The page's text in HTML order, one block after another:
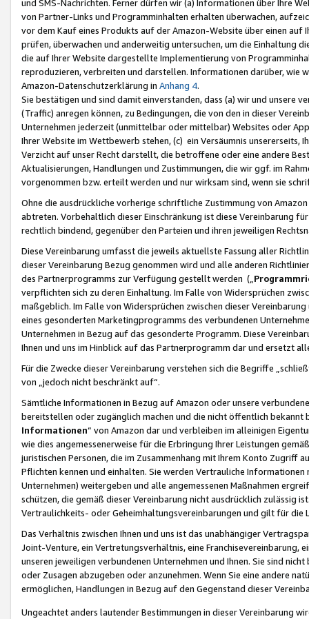
und SMS-Nachrichten. Ferner dürfen wir (a) Informationen über Ihre
von Partner-Links und Programminhalten erhalten überwachen,
vor dem Kauf eines Produkts auf der Amazon-Website über einen
prüfen, überwachen und anderweitig untersuchen, um die Einhaltung
die auf Ihrer Website dargestellte Implementierung von
reproduzieren, verbreiten und darstellen. Informationen darüber, wie
Amazon-Datenschutzerklärung in Anhang 4.
Sie bestätigen und sind damit einverstanden, dass (a) wir und
(Traffic) anregen können, zu Bedingungen, die von den in dieser
Unternehmen jederzeit (unmittelbar oder mittelbar) Websites oder
Ihrer Website im Wettbewerb stehen, (c) ein Versäumnis unsererseits,
Verzicht auf unser Recht darstellt, die betroffene oder eine andere
Aktualisierungen, Handlungen und Zustimmungen, die wir ggf. im
vorgenommen bzw. erteilt werden und nur wirksam sind, wenn sie
Ohne die ausdrückliche vorherige schriftliche Zustimmung von
abtreten. Vorbehaltlich dieser Einschränkung ist diese Vereinbarung
rechtlich bindend, gegenüber den Parteien und ihren jeweiligen
Diese Vereinbarung umfasst die jeweils aktuellste Fassung aller
dieser Vereinbarung Bezug genommen wird und alle anderen
des Partnerprogramms zur Verfügung gestellt werden („
verpflichten sich zu deren Einhaltung. Im Falle von Widersprüchen
maßgeblich. Im Falle von Widersprüchen zwischen dieser
eines gesonderten Marketingprogramms des verbundenen
Unternehmen in Bezug auf das gesonderte Programm. Diese
Ihnen und uns im Hinblick auf das Partnerprogramm dar und ersetzt
Für die Zwecke dieser Vereinbarung verstehen sich die Begriffe
von „jedoch nicht beschränkt auf“.
Sämtliche Informationen in Bezug auf Amazon oder unsere
bereitstellen oder zugänglich machen und die nicht öffentlich
Informationen“ von Amazon dar und verbleiben im alleinigen
wie dies angemessenerweise für die Erbringung Ihrer Leistungen
juristischen Personen, die im Zusammenhang mit Ihrem Konto
Pflichten kennen und einhalten. Sie werden Vertrauliche
Unternehmen) weitergeben und alle angemessenen Maßnahmen
schützen, die gemäß dieser Vereinbarung nicht ausdrücklich zulässig
Vertraulichkeits- oder Geheimhaltungsvereinbarungen und gilt für die
Das Verhältnis zwischen Ihnen und uns ist das unabhängiger
Joint-Venture, ein Vertretungsverhältnis, eine Franchisevereinbarung,
unseren jeweiligen verbundenen Unternehmen und Ihnen. Sie sind
oder Zusagen abzugeben oder anzunehmen. Wenn Sie eine andere
ermöglichen, Handlungen in Bezug auf den Gegenstand dieser
Ungeachtet anders lautender Bestimmungen in dieser Vereinbarung